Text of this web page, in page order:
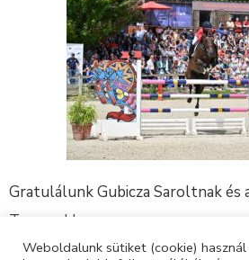
Gratulálunk Gubicza Saroltnak és
Teamnek!
Weboldalunk sütiket (cookie)